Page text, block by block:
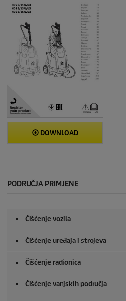
DOWNLOAD
PODRUČJA PRIMJENE
Čišćenje vozila
Čišćenje uređaja i strojeva
Čišćenje radionica
Čišćenje vanjskih područja